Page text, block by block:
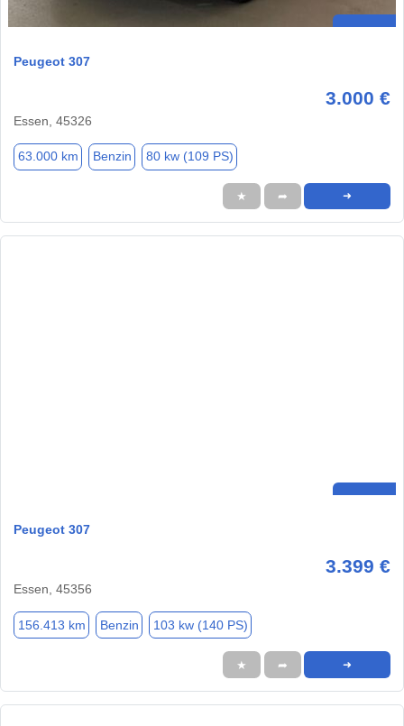
Peugeot 307
3.000 €
Essen, 45326
63.000 km Benzin 80 kw (109 PS)
★ ➦ ➜
Peugeot 307
3.399 €
Essen, 45356
156.413 km Benzin 103 kw (140 PS)
★ ➦ ➜